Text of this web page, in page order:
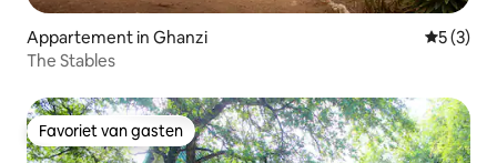
Appartement in Ghanzi
5 (3)
The Stables
Favoriet van gasten
Favoriet van gasten